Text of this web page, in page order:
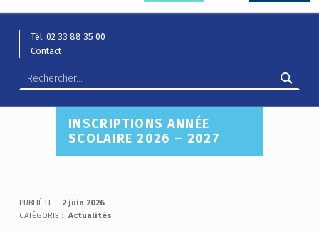
Tél. 02 33 88 35 00
Contact
INSCRIPTIONS ANNÉE
SCOLAIRE 2026 – 2027
PUBLIÉ LE :
2 juin 2026
CATÉGORIE : Actualités